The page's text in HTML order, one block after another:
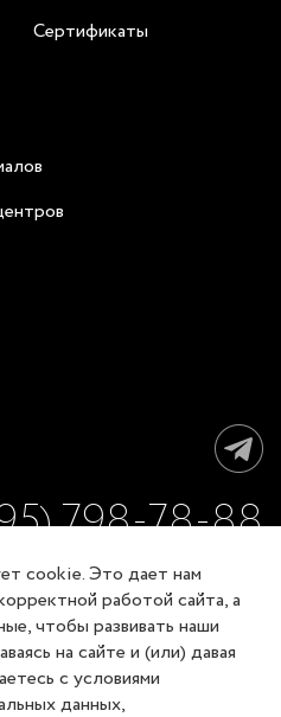
cookie. Это дает нам
работой сайта, а
чтобы развивать наши
на сайте и (или) давая
с условиями
данных,
Сертификаты
798-78-88
ОБРАТНЫЙ ЗВОНОК
персональных данных